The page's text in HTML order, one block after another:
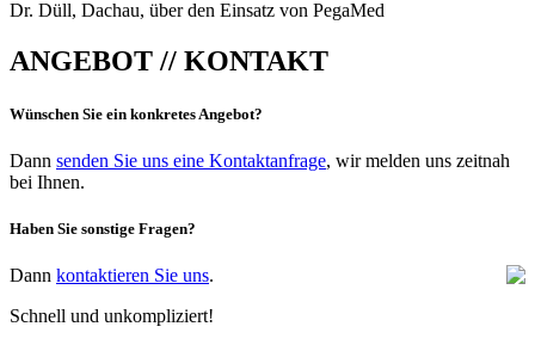
Dr. Düll, Dachau, über den Einsatz von PegaMed
ANGEBOT // KONTAKT
Wünschen Sie ein konkretes Angebot?
Dann senden Sie uns eine Kontaktanfrage, wir melden uns zeitnah
bei Ihnen.
Haben Sie sonstige Fragen?
Dann kontaktieren Sie uns.
Schnell und unkompliziert!